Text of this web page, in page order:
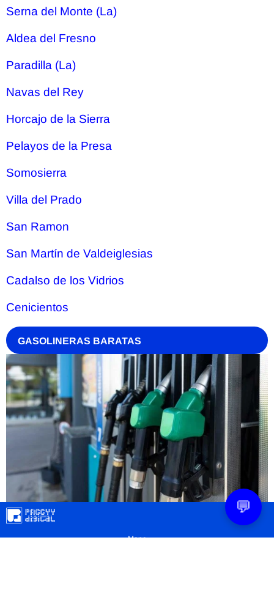
Serna del Monte (La)
Aldea del Fresno
Paradilla (La)
Navas del Rey
Horcajo de la Sierra
Pelayos de la Presa
Somosierra
Villa del Prado
San Ramon
San Martín de Valdeiglesias
Cadalso de los Vidrios
Cenicientos
GASOLINERAS BARATAS
Mapa
💬